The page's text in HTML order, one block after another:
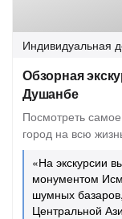
Индивидуальная
Обзорная
Душанбе
Посмотреть
город на всю
«На экскурсии
монументом
шумных
Центральной